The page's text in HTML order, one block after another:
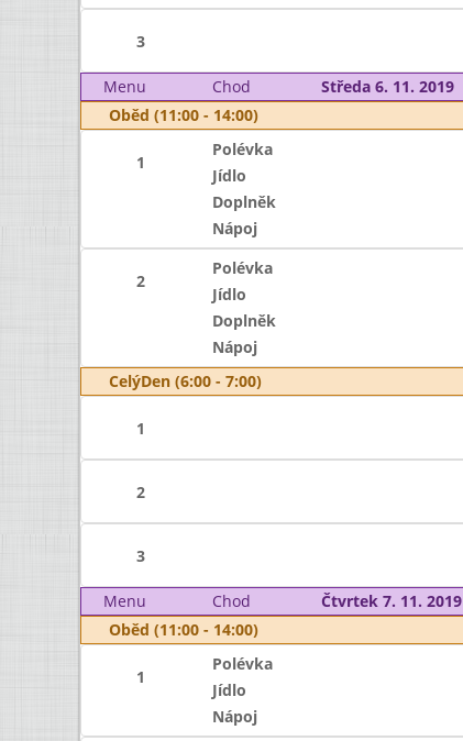
3
Menu Chod Středa 6. 11. 2019
Oběd (11:00 - 14:00)
1
Polévka
Jídlo
Doplněk
Nápoj
2
Polévka
Jídlo
Doplněk
Nápoj
CelýDen (6:00 - 7:00)
1
2
3
Menu Chod Čtvrtek 7. 11. 2019
Oběd (11:00 - 14:00)
1
Polévka
Jídlo
Nápoj